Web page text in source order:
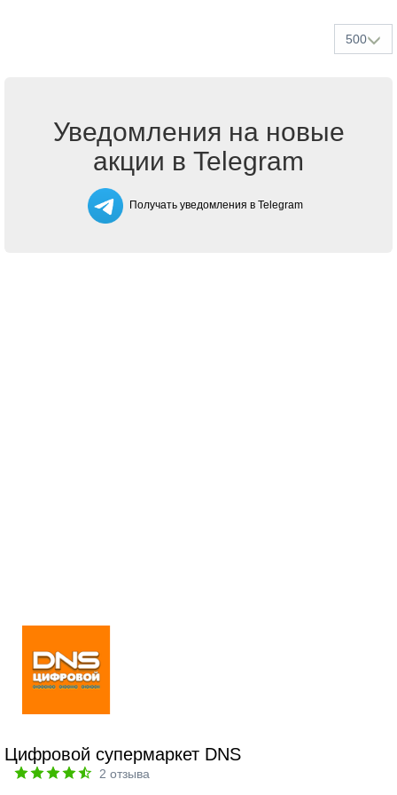
500
Уведомления на новые
акции в Telegram
Получать уведомления в Telegram
Цифровой супермаркет DNS
2 отзыва